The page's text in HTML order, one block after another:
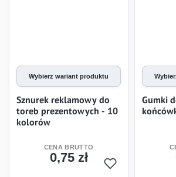
Wybierz wariant produktu
Sznurek reklamowy do
toreb prezentowych - 10
kolorów
Cena
0,75 zł
Gumki